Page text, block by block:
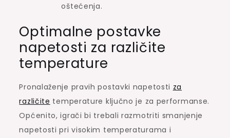
oštećenja.
Optimalne postavke
napetosti za različite
temperature
Pronalaženje pravih postavki napetosti za
različite temperature ključno je za performanse.
Općenito, igrači bi trebali razmotriti smanjenje
napetosti pri visokim temperaturama i